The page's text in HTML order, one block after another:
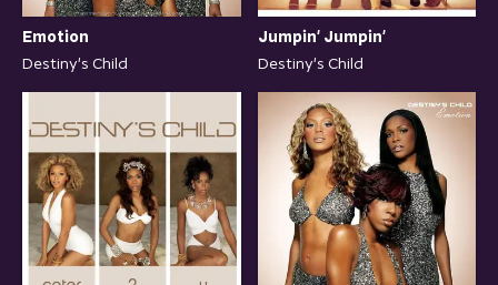
Emotion
Destiny's Child
Jumpin' Jumpin'
Destiny's Child